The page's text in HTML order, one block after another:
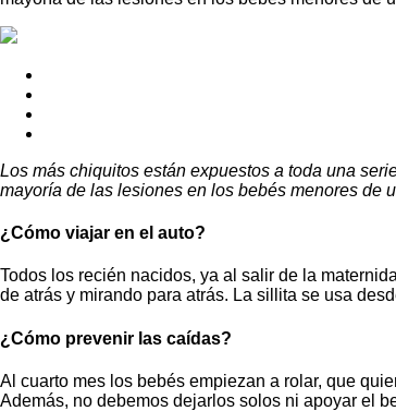
Los más chiquitos están expuestos a toda una
mayoría de las lesiones en los bebés menores de
¿Cómo viajar en el auto?
Todos los recién nacidos, ya al salir de la
de atrás y mirando para atrás. La sillita se usa
¿Cómo prevenir las caídas?
Al cuarto mes los bebés empiezan a rolar, que
Además, no debemos dejarlos solos ni apoyar el